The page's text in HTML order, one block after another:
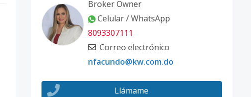
Broker Owner
Celular / WhatsApp
8093307111
Correo electrónico
nfacundo@kw.com.do
Llámame